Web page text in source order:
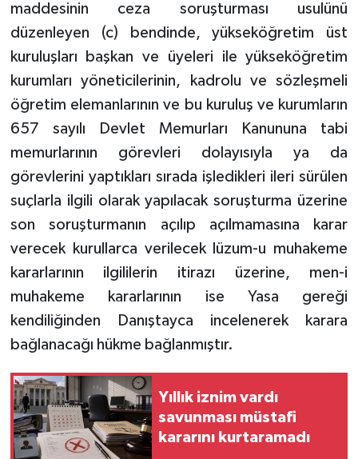
maddesinin ceza soruşturması usulünü
düzenleyen (c) bendinde, yükseköğretim üst
kuruluşları başkan ve üyeleri ile yükseköğretim
kurumları yöneticilerinin, kadrolu ve sözleşmeli
öğretim elemanlarının ve bu kuruluş ve kurumların
657 sayılı Devlet Memurları Kanununa tabi
memurlarının görevleri dolayısıyla ya da
görevlerini yaptıkları sırada işledikleri ileri sürülen
suçlarla ilgili olarak yapılacak soruşturma üzerine
son soruşturmanın açılıp açılmamasına karar
verecek kurullarca verilecek lüzum-u muhakeme
kararlarının ilgililerin itirazı üzerine, men-i
muhakeme kararlarının ise Yasa gereği
kendiliğinden Danıştayca incelenerek karara
bağlanacağı hükme bağlanmıştır.
Yıllık iznim vardı
savunması müstafi
kararını kurtaramadı